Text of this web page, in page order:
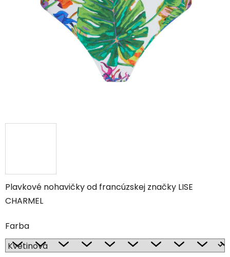
Plavkové nohavičky od francúzskej značky LISE
CHARMEL
Farba
hviezdičiek.